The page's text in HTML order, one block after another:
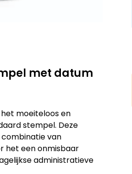
met datum
moeiteloos en
stempel. Deze
van
het een onmisbaar
administratieve